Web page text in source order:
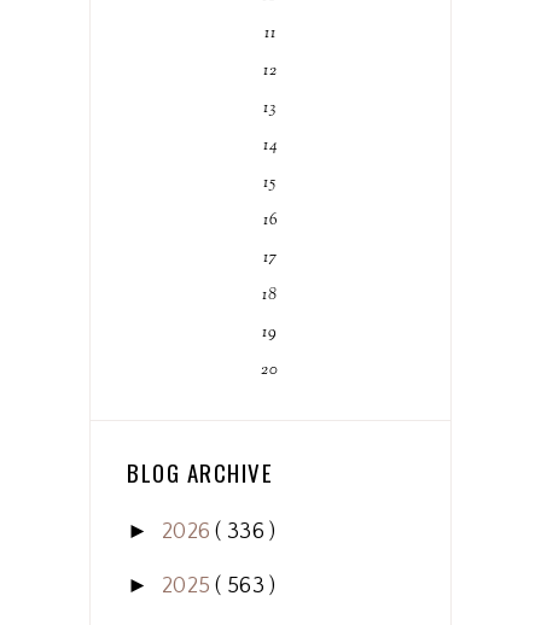
11
12
13
14
15
16
17
18
19
20
BLOG ARCHIVE
► 2026( 336 )
► 2025( 563 )